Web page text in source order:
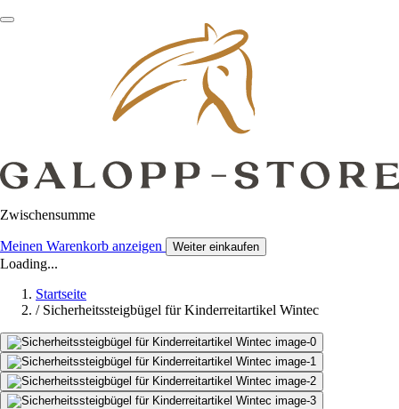
Zwischensumme
Meinen Warenkorb anzeigen Weiter einkaufen
Loading...
Startseite
/ Sicherheitssteigbügel für Kinderreitartikel Wintec